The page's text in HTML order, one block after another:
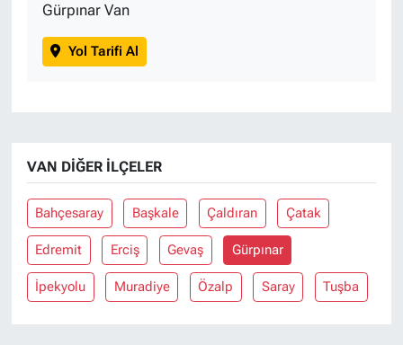
Gürpınar Van
Yol Tarifi Al
VAN DIĞER İLÇELER
Bahçesaray Başkale Çaldıran Çatak
Edremit Erciş Gevaş Gürpınar
İpekyolu Muradiye Özalp Saray Tuşba